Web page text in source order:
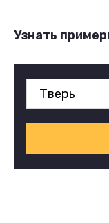
Узнать